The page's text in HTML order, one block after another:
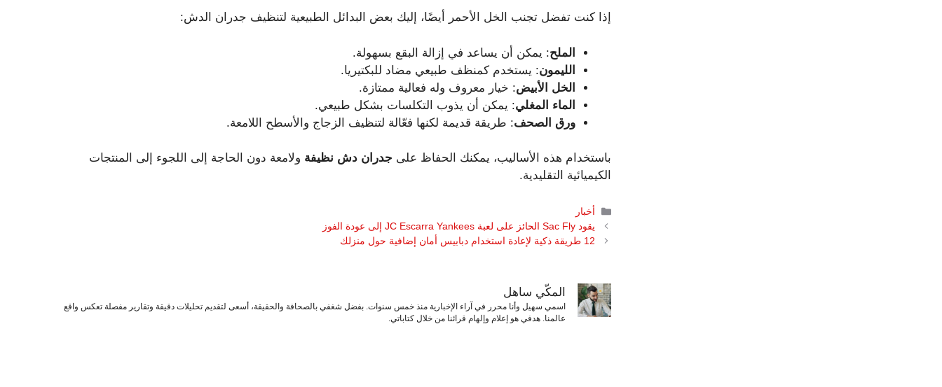
إذا كنت تفضل تجنب الخل الأحمر أيضًا، إليك بعض البدائل الطبيعية لتنظيف جدران الدش:
الملح: يمكن أن يساعد في إزالة البقع بسهولة.
الليمون: يستخدم كمنظف طبيعي مضاد للبكتيريا.
الخل الأبيض: خيار معروف وله فعالية ممتازة.
الماء المغلي: يمكن أن يذوب التكلسات بشكل طبيعي.
ورق الصحف: طريقة قديمة لكنها فعّالة لتنظيف الزجاج والأسطح اللامعة.
باستخدام هذه الأساليب، يمكنك الحفاظ على جدران دش نظيفة ولامعة دون الحاجة إلى اللجوء إلى المنتجات
الكيميائية التقليدية.
التصنيفات
أخبار
يقود Sac Fly الحائز على لعبة JC Escarra Yankees إلى عودة الفوز
12 طريقة ذكية لإعادة استخدام دبابيس أمان إضافية حول منزلك
المكّي ساهل
اسمي سهيل وأنا محرر في آراء الإخبارية منذ خمس سنوات. بفضل شغفي بالصحافة والحقيقة، أسعى لتقديم تحليلات دقيقة وتقارير مفصلة تعكس واقع
عالمنا. هدفي هو إعلام وإلهام قرائنا من خلال كتاباتي.